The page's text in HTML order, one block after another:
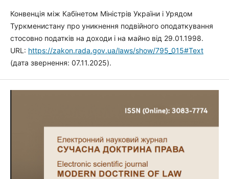
Конвенція між Кабінетом Міністрів України і Урядом
Туркменистану про уникнення подвійного оподаткування
стосовно податків на доходи і на майно від 29.01.1998.
URL: https://zakon.rada.gov.ua/laws/show/795_015#Text
(дата звернення: 07.11.2025).